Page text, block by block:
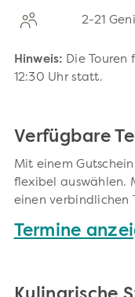
2-21
Hinweis: Die
12:30 Uhr statt.
Verfügbare
Mit einem
flexibel auswählen.
einen verbindlichen
Termine